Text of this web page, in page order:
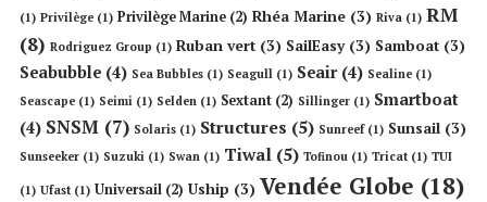
(1) Privilège (1) Privilège Marine (2) Rhéa Marine (3) Riva (1) RM
(8) Rodriguez Group (1) Ruban vert (3) SailEasy(3) Samboat (3)
Seabubble (4) Sea Bubbles (1) Seagull (1) Seair(4) Sealine (1)
Seascape (1) Seimi (1) Selden (1) Sextant (2) Sillinger (1) Smartboat
(4) SNSM (7) Solaris (1) Structures (5) Sunreef(1) Sunsail (3)
Sunseeker (1) Suzuki (1) Swan (1) Tiwal (5) Tofinou (1) Tricat(1) TUI
(1) Ufast(1) Universail (2) Uship (3) Vendée Globe (18)